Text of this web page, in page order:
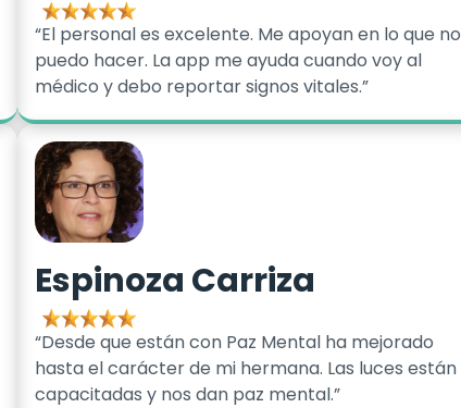
“El personal es excelente. Me apoyan en lo que no
puedo hacer. La app me ayuda cuando voy al
médico y debo reportar signos vitales.”
Espinoza Carriza
“Desde que están con Paz Mental ha mejorado
hasta el carácter de mi hermana. Las luces están
capacitadas y nos dan paz mental.”